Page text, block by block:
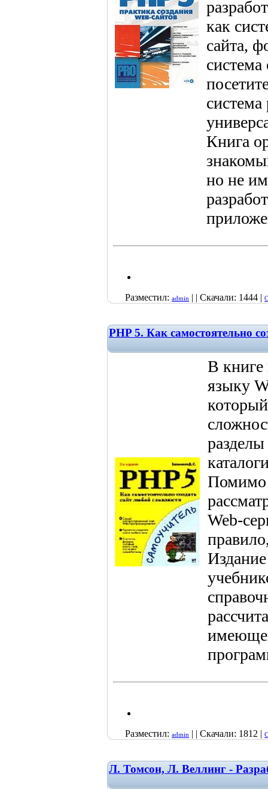
как
сайта,
система
Книга
но не
Разместил: admin | | Скачали: 1444 |
PHP 5. Как самостоятельно
В книге
языку
Помимо
Web-
Разместил: admin | | Скачали: 1812 |
Л. Томсон, Л. Веллинг -